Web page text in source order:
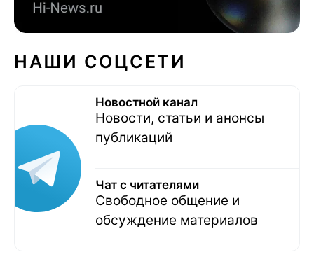
НАШИ СОЦСЕТИ
Новостной канал
Новости, статьи и анонсы
публикаций
Чат с читателями
Свободное общение и
обсуждение материалов